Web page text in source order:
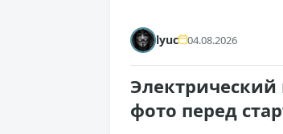
lyuc 04.08.2026
Электрический
фото перед